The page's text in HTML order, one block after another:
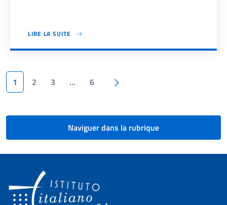
LIRE LA SUITE
Pagination
1 2 3 … 6
Naviguer dans la rubrique